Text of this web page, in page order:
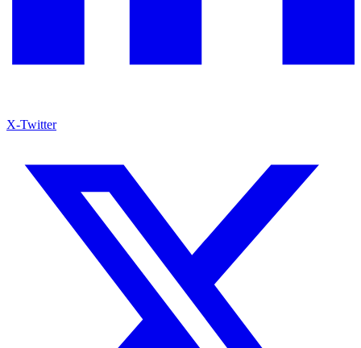
X-Twitter